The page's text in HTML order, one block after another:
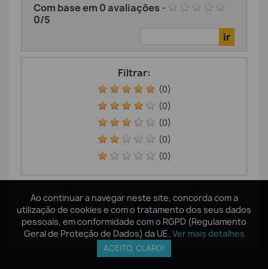
Ao continuar a navegar neste site, concorda com a
utilização de cookies e com o tratamento dos seus dados
pessoais, em conformidade com o RGPD (Regulamento
Geral de Proteção de Dados) da UE. Ver mais detalhes
ACEITO, CLARO!
Com base em 0avaliações-
0/5
Filtrar:
(0)
(0)
(0)
(0)
(0)
Sem avaliações para o produto
Seja o primeiro a escrever a sua avaliação!
Ao continuar a navegar neste site, concorda com a
utilização de cookies e com o tratamento dos seus dados
pessoais, em conformidade com o RGPD (Regulamento
Geral de Proteção de Dados) da UE. Ver mais detalhes
ACEITO, CLARO!